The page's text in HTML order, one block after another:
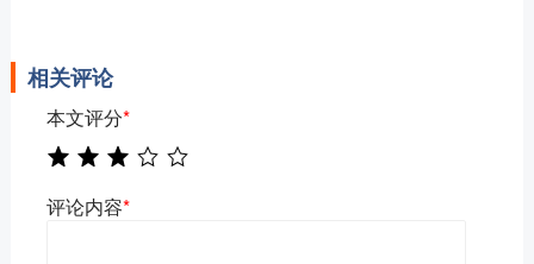
相关评论
本文评分*
评论内容*